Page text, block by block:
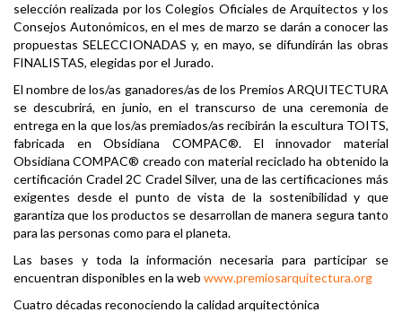
selección realizada por los Colegios Oficiales de Arquitectos y los
Consejos Autonómicos, en el mes de marzo se darán a conocer las
propuestas SELECCIONADAS y, en mayo, se difundirán las obras
FINALISTAS, elegidas por el Jurado.
El nombre de los/as ganadores/as de los Premios ARQUITECTURA
se descubrirá, en junio, en el transcurso de una ceremonia de
entrega en la que los/as premiados/as recibirán la escultura TOITS,
fabricada en Obsidiana COMPAC®. El innovador material
Obsidiana COMPAC® creado con material reciclado ha obtenido la
certificación Cradel 2C Cradel Silver, una de las certificaciones más
exigentes desde el punto de vista de la sostenibilidad y que
garantiza que los productos se desarrollan de manera segura tanto
para las personas como para el planeta.
Las bases y toda la información necesaria para participar se
encuentran disponibles en la web www.premiosarquitectura.org
Cuatro décadas reconociendo la calidad arquitectónica